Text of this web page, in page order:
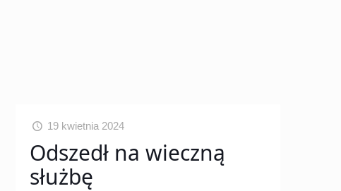
19 kwietnia 2024
Odszedł na wieczną
służbę